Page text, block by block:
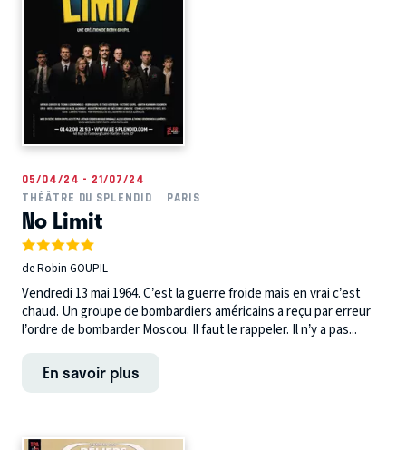
05/04/24 - 21/07/24
THÉÂTRE DU SPLENDID
PARIS
No Limit
de Robin GOUPIL
Vendredi 13 mai 1964. C’est la guerre froide mais en vrai c’est
chaud. Un groupe de bombardiers américains a reçu par erreur
l’ordre de bombarder Moscou. Il faut le rappeler. Il n’y a pas...
En savoir plus